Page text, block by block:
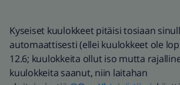
Kyseiset kuulokkeet pitäisi tosiaan
automaattisesti (ellei kuulokkeet ole
12.6; kuulokkeita ollut iso mutta
kuulokkeita saanut, niin laitahan